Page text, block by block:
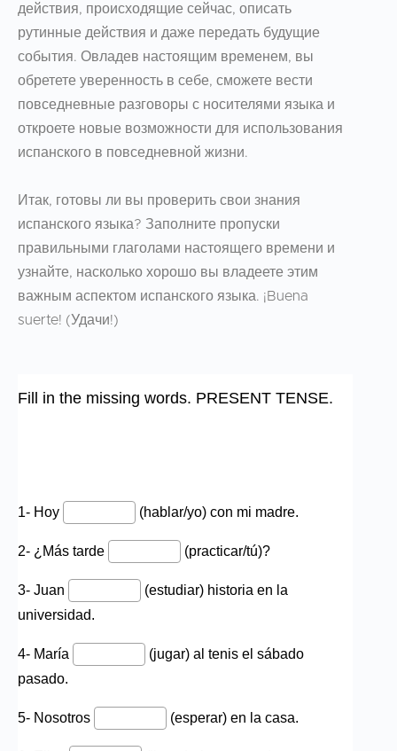
действия, происходящие сейчас, описать
рутинные действия и даже передать будущие
события. Овладев настоящим временем, вы
обретете уверенность в себе, сможете вести
повседневные разговоры с носителями языка и
откроете новые возможности для использования
испанского в повседневной жизни.
Итак, готовы ли вы проверить свои знания
испанского языка? Заполните пропуски
правильными глаголами настоящего времени и
узнайте, насколько хорошо вы владеете этим
важным аспектом испанского языка. ¡Buena
suerte! (Удачи!)